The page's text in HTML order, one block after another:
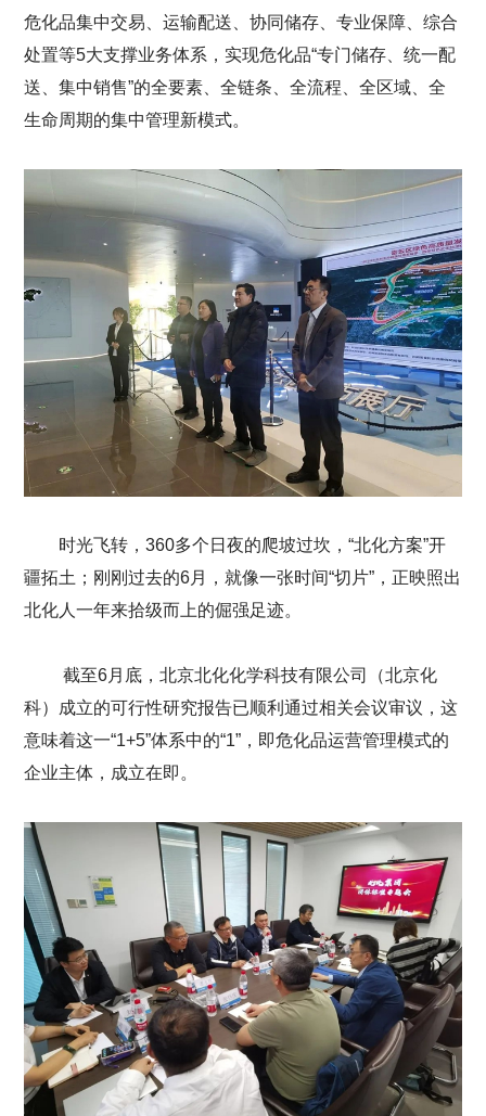
危化品集中交易、运输配送、协同储存、专业保障、综合
处置等5大支撑业务体系，实现危化品“专门储存、统一配
送、集中销售”的全要素、全链条、全流程、全区域、全
生命周期的集中管理新模式。
时光飞转，360多个日夜的爬坡过坎，“北化方案”开
疆拓土；刚刚过去的6月，就像一张时间“切片”，正映照出
北化人一年来拾级而上的倔强足迹。
截至6月底，北京北化化学科技有限公司（北京化
科）成立的可行性研究报告已顺利通过相关会议审议，这
意味着这一“1+5”体系中的“1”，即危化品运营管理模式的
企业主体，成立在即。